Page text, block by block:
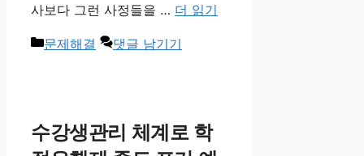
사보다 그런 사정들을 … 더 읽기
카
문제해결 댓글 남기기
수강생관리 체계로 학